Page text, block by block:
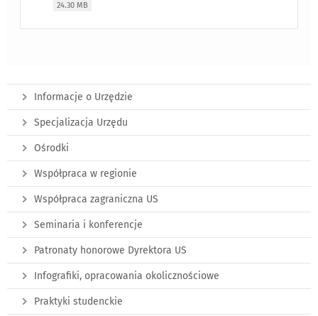
24.30 MB
Informacje o Urzędzie
Specjalizacja Urzędu
Ośrodki
Współpraca w regionie
Współpraca zagraniczna US
Seminaria i konferencje
Patronaty honorowe Dyrektora US
Infografiki, opracowania okolicznościowe
Praktyki studenckie